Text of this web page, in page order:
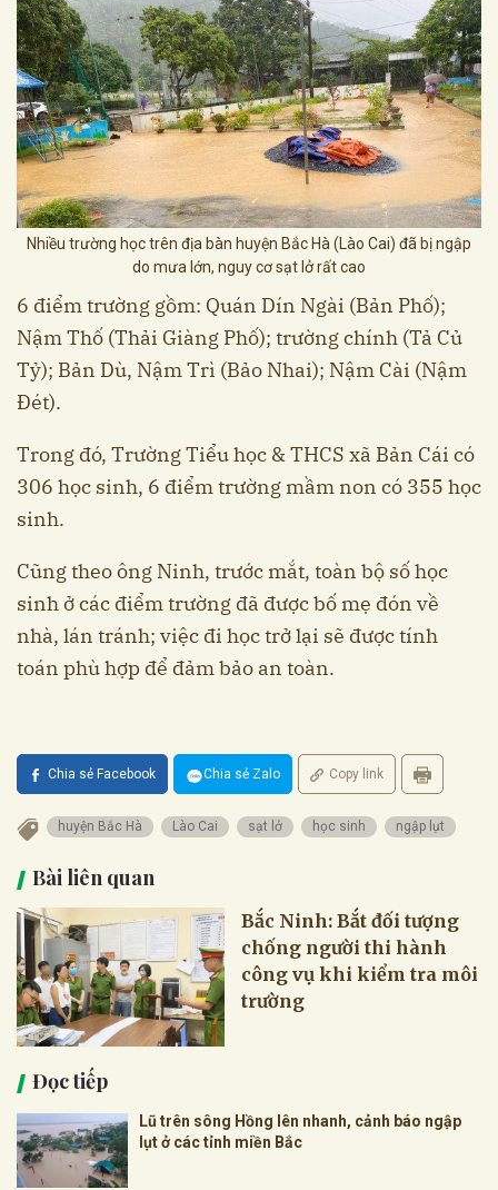
Nhiều trường học trên địa bàn huyện Bắc Hà (Lào Cai) đã bị ngập
do mưa lớn, nguy cơ sạt lở rất cao
6 điểm trường gồm: Quán Dín Ngài (Bản Phố);
Nậm Thố (Thải Giàng Phố); trường chính (Tả Củ
Tỷ); Bản Dù, Nậm Trì (Bảo Nhai); Nậm Cài (Nậm
Đét).
Trong đó, Trường Tiểu học & THCS xã Bản Cái có
306 học sinh, 6 điểm trường mầm non có 355 học
sinh.
Cũng theo ông Ninh, trước mắt, toàn bộ số học
sinh ở các điểm trường đã được bố mẹ đón về
nhà, lán tránh; việc đi học trở lại sẽ được tính
toán phù hợp để đảm bảo an toàn.
Chia sẻ Facebook Chia sẻ Zalo Copy link
huyện Bắc Hà Lào Cai sạt lở học sinh ngập lụt
Bài liên quan
Bắc Ninh: Bắt đối tượng
chống người thi hành
công vụ khi kiểm tra môi
trường
Đọc tiếp
Lũ trên sông Hồng lên nhanh, cảnh báo ngập
lụt ở các tỉnh miền Bắc